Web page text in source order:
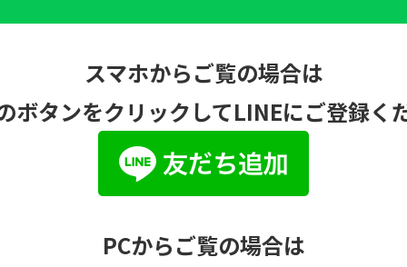
スマホからご覧の場合は
ボタンをクリックしてLINEにご登録く
PCからご覧の場合は